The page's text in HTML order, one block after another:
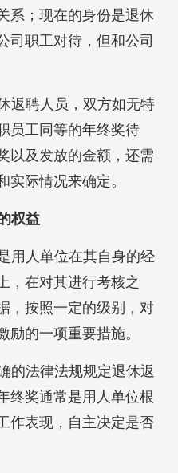
系；现在的身份是退休
司职工对待，但和公司
返聘人员，双方如无特
员工同等的年终奖待
以及发放的金额，还需
实际情况来确定。
权益
用人单位在其自身的经
，在对其进行考核之
，按照一定的级别，对
励的一项重要措施。
的法律法规规定退休返
终奖通常是用人单位根
作表现，自主决定是否